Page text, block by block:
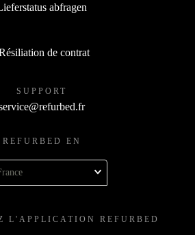
abfragen
de contrat
SUPPORT
REFURBED EN
L'APPLICATION REFURBED